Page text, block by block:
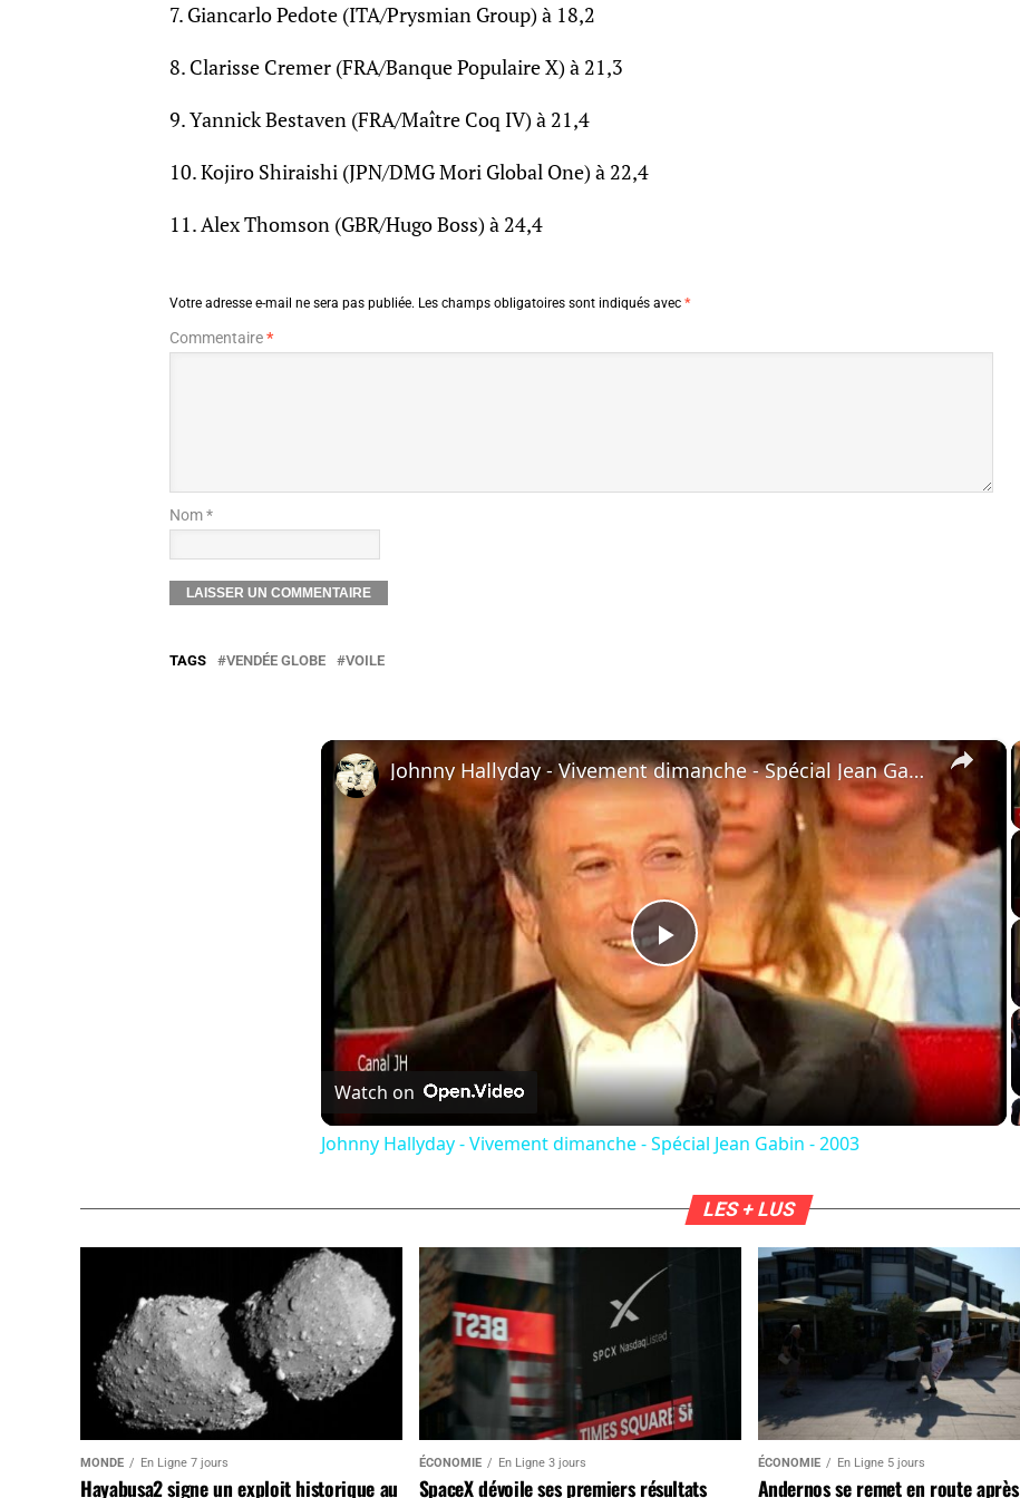
7. Giancarlo Pedote (ITA/Prysmian Group) à 18,2
8. Clarisse Cremer (FRA/Banque Populaire X) à 21,3
9. Yannick Bestaven (FRA/Maître Coq IV) à 21,4
10. Kojiro Shiraishi (JPN/DMG Mori Global One) à 22,4
11. Alex Thomson (GBR/Hugo Boss) à 24,4
Votre adresse e-mail ne sera pas publiée. Les champs obligatoires sont indiqués avec *
Commentaire*
Nom *
TAGS VENDÉE GLOBE VOILE
×
Play
Video
Johnny Hallyday - Vivement dimanche - Spécial Jean Gabin - 2003
Watch on
Johnny Hallyday - Vivement dimanche - Spécial Jean Gabin - 2003
LES + LUS
MONDE En Ligne 7 jours
Hayabusa2 signe un exploit historique au
ÉCONOMIE En Ligne 3 jours
SpaceX dévoile ses premiers résultats
ÉCONOMIE En Ligne 5 jours
Andernos se remet en route après